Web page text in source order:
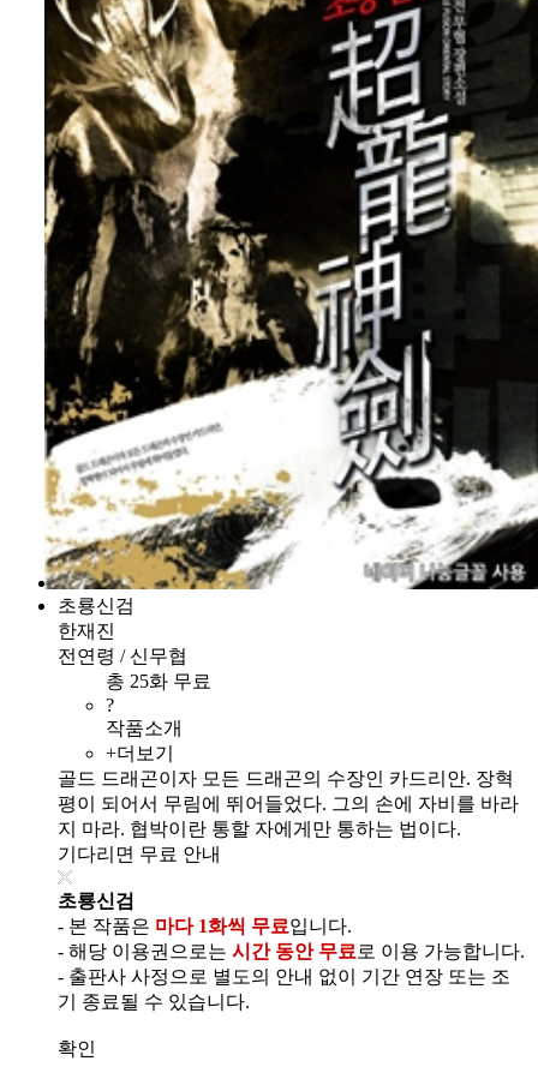
초룡신검
한재진
전연령 / 신무협
총 25화 무료
?
작품소개
+더보기
골드 드래곤이자 모든 드래곤의 수장인 카드리안. 장혁
평이 되어서 무림에 뛰어들었다. 그의 손에 자비를 바라
지 마라. 협박이란 통할 자에게만 통하는 법이다.
기다리면 무료 안내
초룡신검
- 본 작품은 마다 1화씩 무료입니다.
- 해당 이용권으로는 시간 동안 무료 로 이용 가능합니다.
- 출판사 사정으로 별도의 안내 없이 기간 연장 또는 조
기 종료될 수 있습니다.
확인